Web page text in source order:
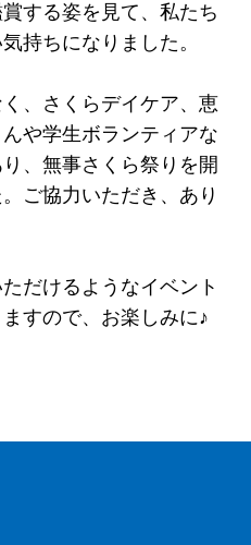
する姿を見て、私たち
持ちになりました。
、さくらデイケア、恵
や学生ボランティアな
、無事さくら祭りを開
ご協力いただき、あり
だけるようなイベント
すので、お楽しみに♪